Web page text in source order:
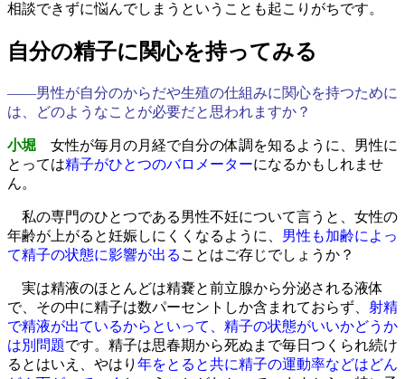
相談できずに悩んでしまうということも起こりがちです。
自分の精子に関心を持ってみる
――男性が自分のからだや生殖の仕組みに関心を持つために
は、どのようなことが必要だと思われますか？
小堀 女性が毎月の月経で自分の体調を知るように、男性に
とっては精子がひとつのバロメーターになるかもしれませ
ん。
私の専門のひとつである男性不妊について言うと、女性の
年齢が上がると妊娠しにくくなるように、 男性も加齢によっ
て精子の状態に影響が出る ことはご存じでしょうか？
実は精液のほとんどは精嚢と前立腺から分泌される液体
で、その中に精子は数パーセントしか含まれておらず、 射精
で精液が出ているからといって、精子の状態がいいかどうか
は別問題です。精子は思春期から死ぬまで毎日つくられ続け
るとはいえ、やはり 年をとると共に精子の運動率などはどん